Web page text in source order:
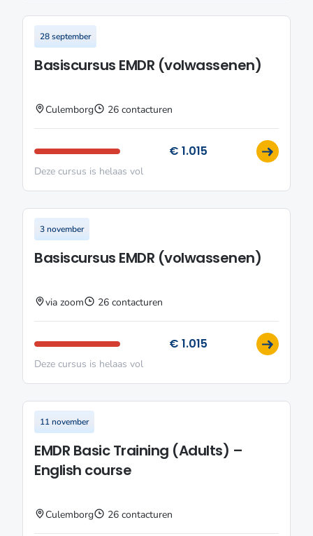
28 september
Basiscursus EMDR (volwassenen)
Culemborg 26 contacturen
€ 1.015
Deze cursus is helaas vol
3 november
Basiscursus EMDR (volwassenen)
via zoom 26 contacturen
€ 1.015
Deze cursus is helaas vol
11 november
EMDR Basic Training (Adults) –
English course
Culemborg 26 contacturen